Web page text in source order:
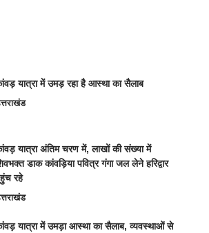
यात्रा में उमड़ रहा है आस्था का सैलाब
यात्रा अंतिम चरण में, लाखों की संख्या में
डाक कांवड़िया पवित्र गंगा जल लेने हरिद्वार
रहे
यात्रा में उमड़ा आस्था का सैलाब, व्यवस्थाओं से